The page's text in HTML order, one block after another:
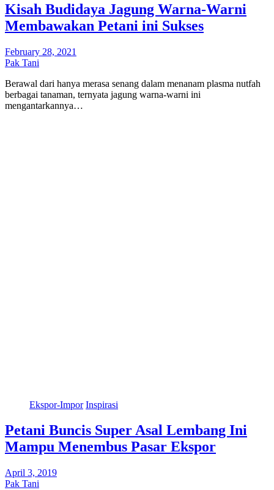
Kisah Budidaya Jagung Warna-Warni
Membawakan Petani ini Sukses
February 28, 2021
Pak Tani
Berawal dari hanya merasa senang dalam menanam plasma nutfah
berbagai tanaman, ternyata jagung warna-warni ini
mengantarkannya…
Ekspor-Impor Inspirasi
Petani Buncis Super Asal Lembang Ini
Mampu Menembus Pasar Ekspor
April 3, 2019
Pak Tani